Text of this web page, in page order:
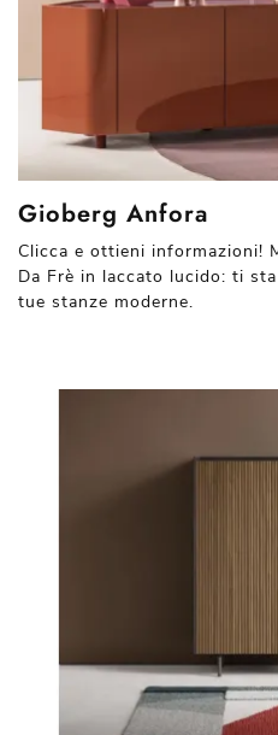
Gioberg Anfora
Clicca e ottieni informazioni!
Da Frè in laccato lucido: ti
tue stanze moderne.